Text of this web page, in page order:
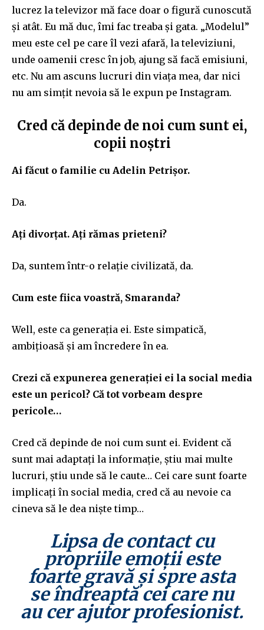
lucrez la televizor mă face doar o figură cunoscută
și atât. Eu mă duc, îmi fac treaba și gata. „Modelul”
meu este cel pe care îl vezi afară, la televiziuni,
unde oamenii cresc în job, ajung să facă emisiuni,
etc. Nu am ascuns lucruri din viața mea, dar nici
nu am simțit nevoia să le expun pe Instagram.
Cred că depinde de noi cum sunt ei,
copii noștri
Ai făcut o familie cu Adelin Petrișor.
Da.
Ați divorțat. Ați rămas prieteni?
Da, suntem într-o relație civilizată, da.
Cum este fiica voastră, Smaranda?
Well, este ca generația ei. Este simpatică,
ambițioasă și am încredere în ea.
Crezi că expunerea generației ei la social media
este un pericol? Că tot vorbeam despre
pericole…
Cred că depinde de noi cum sunt ei. Evident că
sunt mai adaptați la informație, știu mai multe
lucruri, știu unde să le caute… Cei care sunt foarte
implicați în social media, cred că au nevoie ca
cineva să le dea niște timp…
Lipsa de contact cu
propriile emoții este
foarte gravă și spre asta
se îndreaptă cei care nu
au cer ajutor profesionist.